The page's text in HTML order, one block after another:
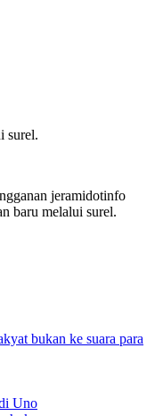
surel.
jeramidotinfo
baru melalui surel.
bukan ke suara para
Uno